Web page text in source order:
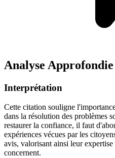
Analyse Approfondie
Interprétation
Cette citation souligne
dans la résolution des problèmes
restaurer la confiance, il faut
expériences vécues par les
avis, valorisant ainsi leur
concernent.